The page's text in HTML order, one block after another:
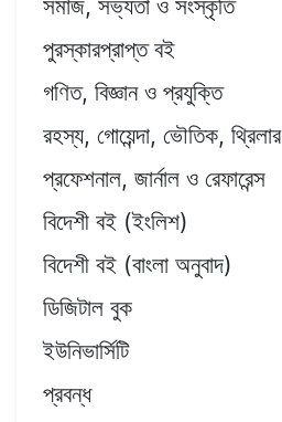
সমাজ, সভ্যতা ও সংস্কৃতি
পুরস্কারপ্রাপ্ত বই
গণিত, বিজ্ঞান ও প্রযুক্তি
রহস্য, গোয়েন্দা, ভৌতিক, থ্রিলার
প্রফেশনাল, জার্নাল ও রেফারেন্স
বিদেশী বই (ইংলিশ)
বিদেশী বই (বাংলা অনুবাদ)
ডিজিটাল বুক
ইউনিভার্সিটি
প্রবন্ধ